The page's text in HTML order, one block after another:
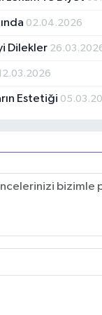
02.04.2026
Dilekler
Estetiği